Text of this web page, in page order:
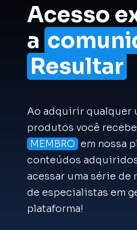
Acesso
a
Resultar
Ao adquirir qualquer
produtos você
MEMBRO em nossa
conteúdos
acessar uma série
de especialistas em
plataforma!